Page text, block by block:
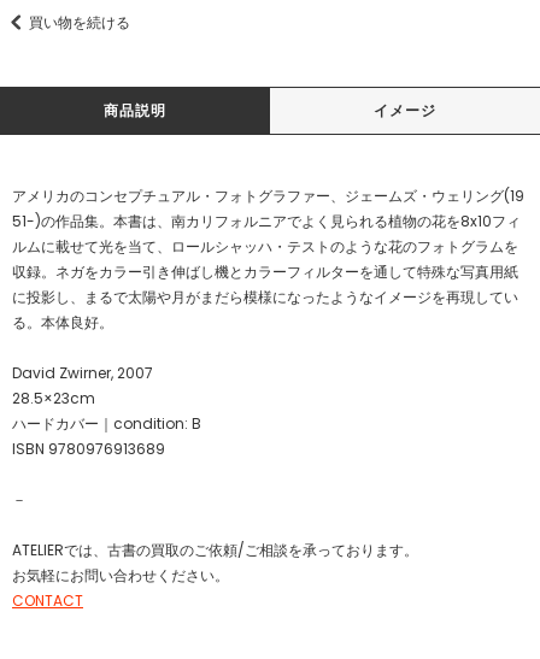
買い物を続ける
商品説明 イメージ
アメリカのコンセプチュアル・フォトグラファー、ジェームズ・ウェリング(19
51-)の作品集。本書は、南カリフォルニアでよく見られる植物の花を8x10フィ
ルムに載せて光を当て、ロールシャッハ・テストのような花のフォトグラムを
収録。ネガをカラー引き伸ばし機とカラーフィルターを通して特殊な写真用紙
に投影し、まるで太陽や月がまだら模様になったようなイメージを再現してい
る。本体良好。
David Zwirner, 2007
28.5×23cm
ハードカバー｜condition: B
ISBN 9780976913689
－
ATELIERでは、古書の買取のご依頼/ご相談を承っております。
お気軽にお問い合わせください。
CONTACT